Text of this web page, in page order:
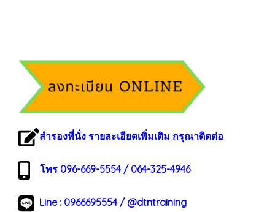
สำรองที่นั่ง รายละเอียดเพิ่มเติม กรุณาติดต่อ
โทร 096-669-5554 / 064-325-4946
Line : 0966695554/ @dtntraining